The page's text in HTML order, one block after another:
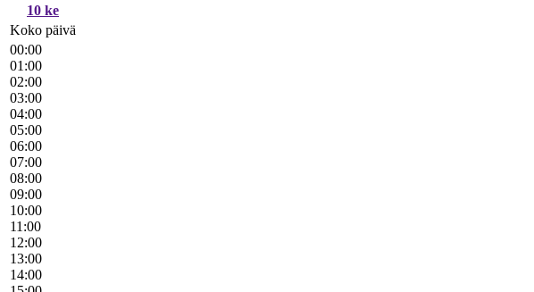
10 ke
Koko päivä
00:00
01:00
02:00
03:00
04:00
05:00
06:00
07:00
08:00
09:00
10:00
11:00
12:00
13:00
14:00